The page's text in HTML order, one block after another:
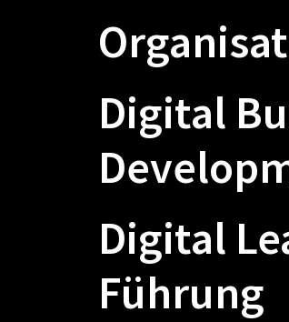
Digital
Digital
Führung